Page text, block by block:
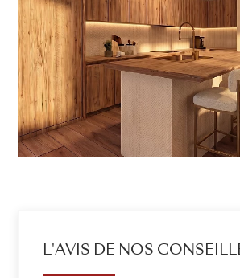
L'AVIS DE NOS